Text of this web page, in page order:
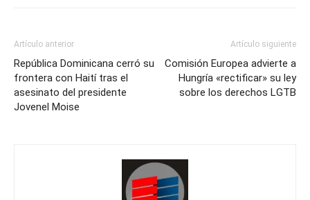
Artículo anterior
República Dominicana cerró su
frontera con Haití tras el
asesinato del presidente
Jovenel Moise
Artículo siguiente
Comisión Europea advierte a
Hungría «rectificar» su ley
sobre los derechos LGTB